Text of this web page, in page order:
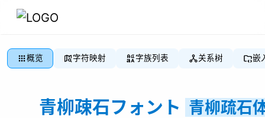
概览 字符映射 字族列表 关系树 嵌
青柳疎石フォント 青柳疏石